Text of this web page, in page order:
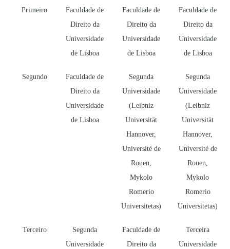
Primeiro
Faculdade de
Direito da
Universidade
de Lisboa
Faculdade de
Direito da
Universidade
de Lisboa
Faculdade de
Direito da
Universidade
de Lisboa
Segundo
Faculdade de
Direito da
Universidade
de Lisboa
Segunda
Universidade
(Leibniz
Universität
Hannover,
Université de
Rouen,
Mykolo
Romerio
Universitetas)
Segunda
Universidade
(Leibniz
Universität
Hannover,
Université de
Rouen,
Mykolo
Romerio
Universitetas)
Terceiro
Segunda
Universidade
Faculdade de
Direito da
Terceira
Universidade